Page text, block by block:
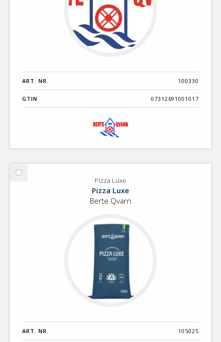
ART. NR. 100330
GTIN 07312691001017
Välj
Pizza Luxe
Pizza Luxe
Berte Qvarn
ART. NR. 105025